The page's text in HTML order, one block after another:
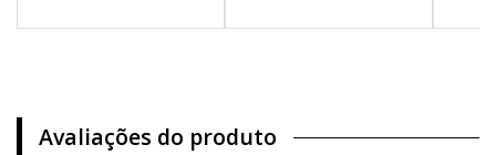
Avaliações do produto